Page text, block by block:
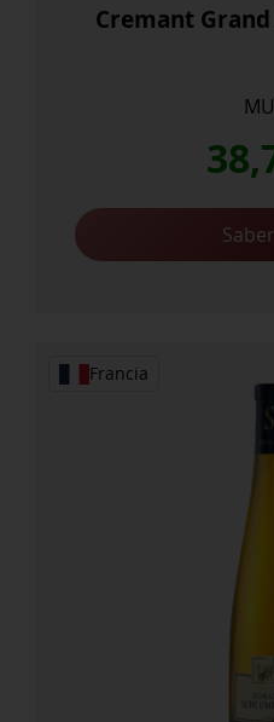
Cremant
Francia